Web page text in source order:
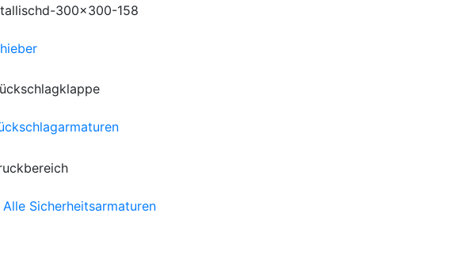
Alle Sicherheitsarmaturen